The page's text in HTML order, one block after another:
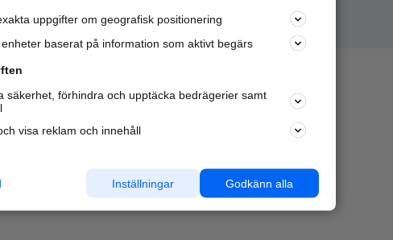
uppgifter om geografisk positionering
baserat på information som aktivt begärs
säkerhet, förhindra och upptäcka bedrägerier samt
visa reklam och innehåll
Godkänn alla
Inställningar